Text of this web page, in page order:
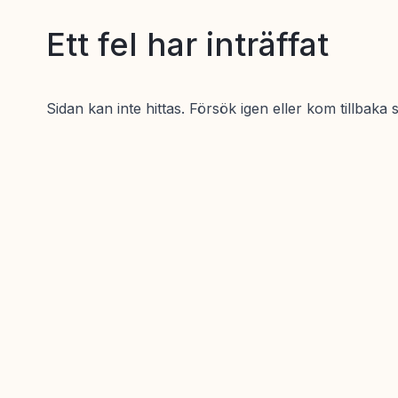
Ett fel har inträffat
Sidan kan inte hittas. Försök igen eller kom tillbaka